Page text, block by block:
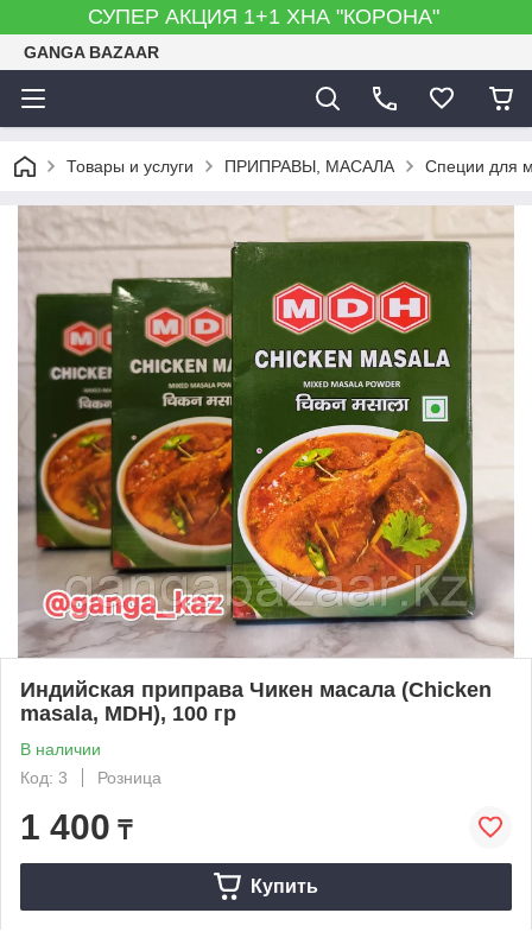
СУПЕР АКЦИЯ 1+1 ХНА "КОРОНА"
GANGA BAZAAR
Товары и услуги ПРИПРАВЫ, МАСАЛА Специи для
Индийская приправа Чикен масала (Chicken
masala, MDH), 100 гр
В наличии
Код: 3
Розница
1 400 ₸
Купить